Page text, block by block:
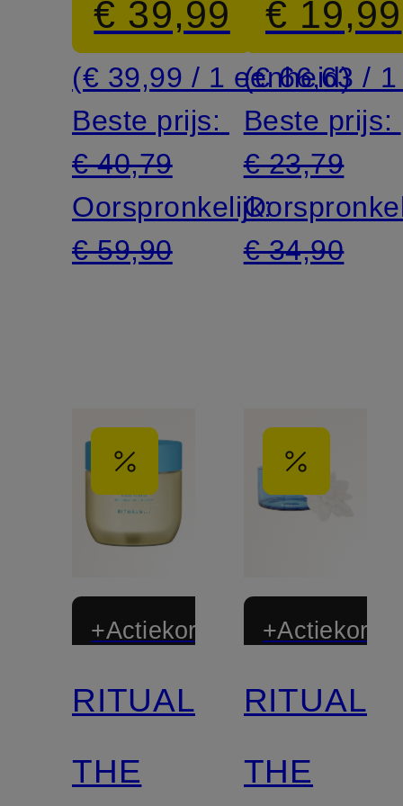
€ 39,99
(€ 39,99 / 1 eenheid)
Beste prijs:
€ 40,79
Oorspronkelijk:
€ 59,90
€ 19,99
(€ 66,63 /
Beste prijs:
€ 23,79
€ 34,90
+Actiekorting
Gelimiteerd
RITUALS
THE
Gelimiteerd
RITUALS
THE